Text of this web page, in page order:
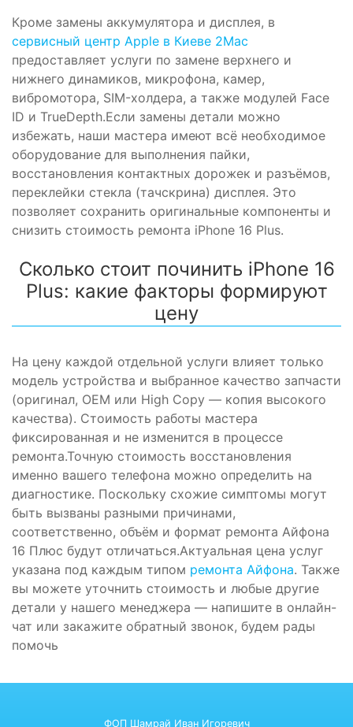
Кроме замены аккумулятора и дисплея, в
сервисный центр Apple в Киеве 2Mac
предоставляет услуги по замене верхнего и
нижнего динамиков, микрофона, камер,
вибромотора, SIM-холдера, а также модулей Face
ID и TrueDepth.Если замены детали можно
избежать, наши мастера имеют всё необходимое
оборудование для выполнения пайки,
восстановления контактных дорожек и разъёмов,
переклейки стекла (тачскрина) дисплея. Это
позволяет сохранить оригинальные компоненты и
снизить стоимость ремонта iPhone 16 Plus.
Сколько стоит починить iPhone 16
Plus: какие факторы формируют
цену
На цену каждой отдельной услуги влияет только
модель устройства и выбранное качество запчасти
(оригинал, OEM или High Copy — копия высокого
качества). Стоимость работы мастера
фиксированная и не изменится в процессе
ремонта.Точную стоимость восстановления
именно вашего телефона можно определить на
диагностике. Поскольку схожие симптомы могут
быть вызваны разными причинами,
соответственно, объём и формат ремонта Айфона
16 Плюс будут отличаться.Актуальная цена услуг
указана под каждым типом ремонта Айфона. Также
вы можете уточнить стоимость и любые другие
детали у нашего менеджера — напишите в онлайн-
чат или закажите обратный звонок, будем рады
помочь
ФОП Шамрай Иван Игоревич